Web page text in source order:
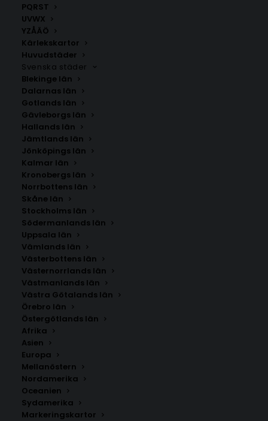
PQRST
UVWX
YZÅÄÖ
Kärlekskartor
Huvudstäder
Svenska städer
Blekinge län
Dalarnas län
Gotlands län
Gävleborgs län
Hallands län
Jämtlands län
Jönköpings län
Kalmar län
Kronobergs län
Norrbottens län
Skåne län
Stockholms län
Södermanlands län
Uppsala län
Vämlands län
Västerbottens län
Västernorrlands län
Västmanlands län
Västra Götalands län
Örebro län
Östergötlands län
Afrika
Asien
Europa
Mellanöstern
Nordamerika
Oceanien
Sydamerika
Markeringskartor
Här hittar du handritade kartor över städer i
Makedonien. Om du inte hittar staden som du letar
efter kan du
SÖK AFFISCHER
Sök
efter: